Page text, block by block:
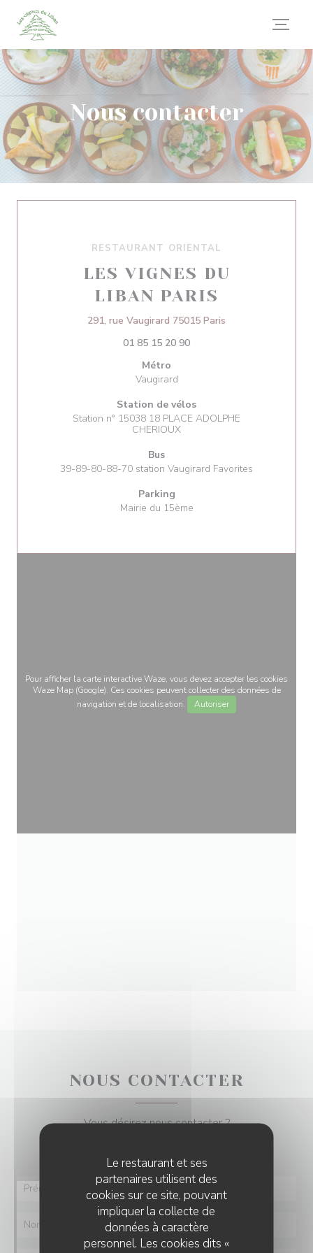
Personnalisation de vos choix en matière de cookies
Le restaurant et ses
partenaires utilisent des
cookies sur ce site, pouvant
impliquer la collecte de
données à caractère
personnel. Les cookies dits «
Nous contacter
RESTAURANT ORIENTAL
LES VIGNES DU
LIBAN PARIS
291, rue Vaugirard 75015 Paris
01 85 15 20 90
Métro
Vaugirard
Station de vélos
Station n° 15038 18 PLACE ADOLPHE
CHERIOUX
Bus
39-89-80-88-70 station Vaugirard Favorites
Parking
Mairie du 15ème
Pour afficher la carte interactive Waze, vous devez accepter les cookies
Waze Map (Google). Ces cookies peuvent collecter des données de
navigation et de localisation.
Autoriser
NOUS CONTACTER
Vous désirez nous contacter ?